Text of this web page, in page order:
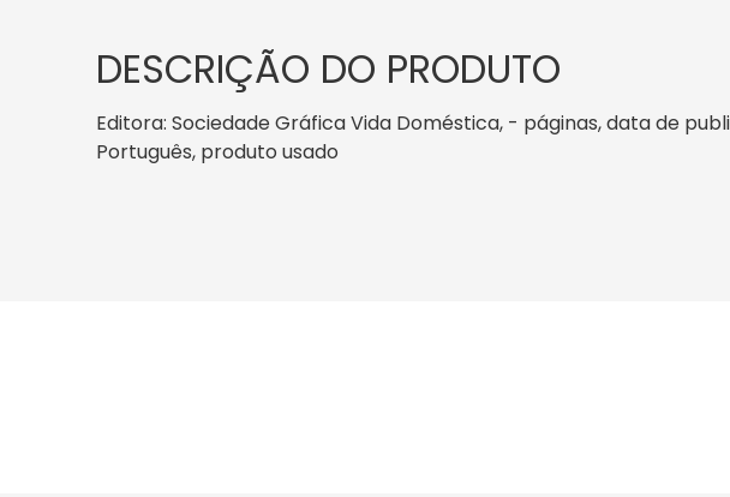
DESCRIÇÃO DO PRODUTO
Editora: Sociedade Gráfica Vida Doméstica, - páginas, data de
Português, produto usado